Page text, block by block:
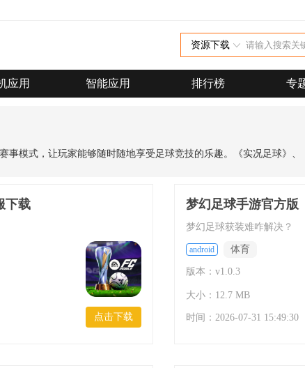
资源下载
应用 智能应用 排行榜 专
模式，让玩家能够随时随地享受足球竞技的乐趣。《实况足球》、
下载
点击下载
梦幻足球手游官方版
梦幻足球获装难咋解决？
android 体育
版本：v1.0.3
大小：12.7 MB
时间： 2026-07-31 15:49:30